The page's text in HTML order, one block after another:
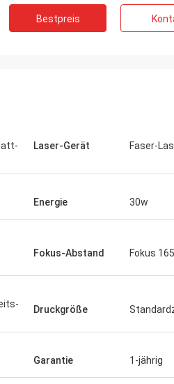
Bestpreis
Laser-Gerät Faser-
Energie 30w
Fokus-Abstand Fokus
Druckgröße
Garantie 1-jährig